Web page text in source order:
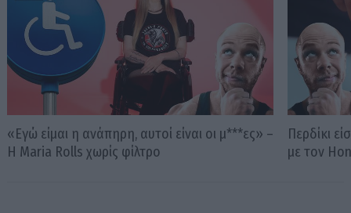
«Εγώ είμαι η ανάπηρη, αυτοί είναι οι μ***ες» –
Η Maria Rolls χωρίς φίλτρο
Περδίκι
με τον